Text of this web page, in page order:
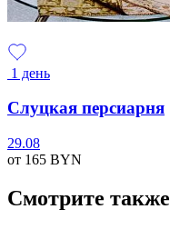
1 день
Слуцкая персиарня
29.08
от 165 BYN
Смотрите также